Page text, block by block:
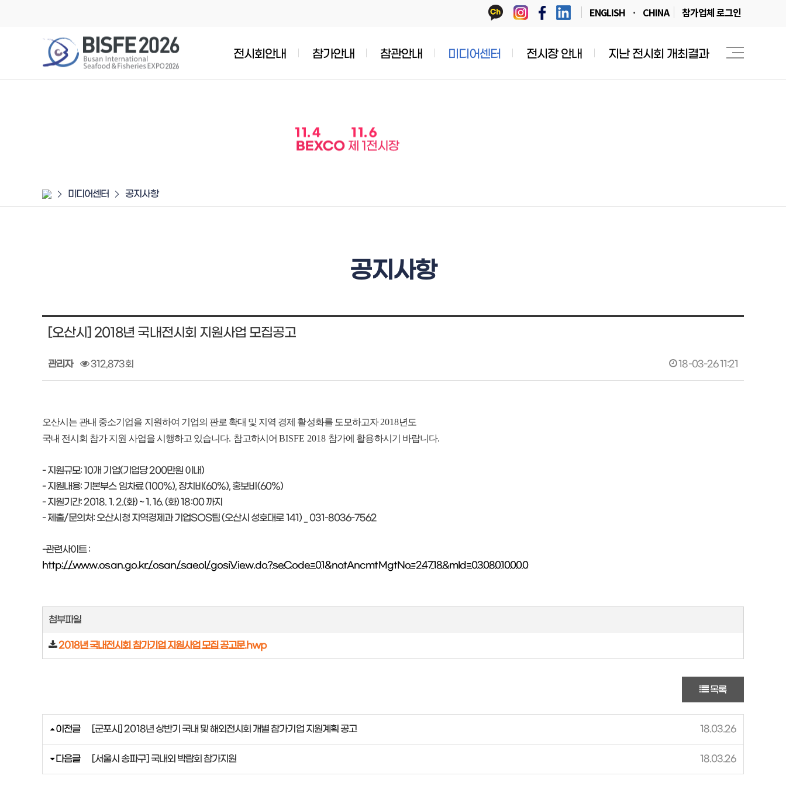
ENGLISH CHINA 참가업체 로그인
전시회안내 참가안내 참관안내 미디어센터 전시장 안내 지난 전시회 개최결과
미디어센터 공지사항
공지사항
[오산시] 2018년 국내전시회 지원사업 모집공고
관리자 312,873회 18-03-26 11:21
오산시 는 관내 중소기업을 지원하여 기업의 판로 확대 및 지역 경제 활성화를 도모하고자2018년도
국내 전시회 참가 지원 사업을 시행하고 있습니다. 참고하시어BISFE 2018 참가에 활용하시기 바랍니다.
- 지원규모: 10개 기업(기업당 200만원 이내)
- 지원내용: 기본부스 임차료 (100%), 장치비(60%), 홍보비(60%)
- 지원기간: 2018. 1. 2.(화) ~ 1. 16. (화) 18:00 까지
- 제출/문의처: 오산시청 지역경제과 기업SOS팀 (오산시 성호대로 141) _ 031-8036-7562
-관련사이트 :
http://www.osan.go.kr/osan/saeol/gosiView.do?seCode=01&notAncmtMgtNo=24718&mId=0308010000
첨부파일
2018년 국내전시회 참가기업 지원사업 모집 공고문.hwp
목록
이전글 [군포시] 2018년 상반기 국내 및 해외전시회 개별 참가기업 지원계획 공고 18.03.26
다음글 [서울시 송파구] 국내외 박람회 참가지원 18.03.26